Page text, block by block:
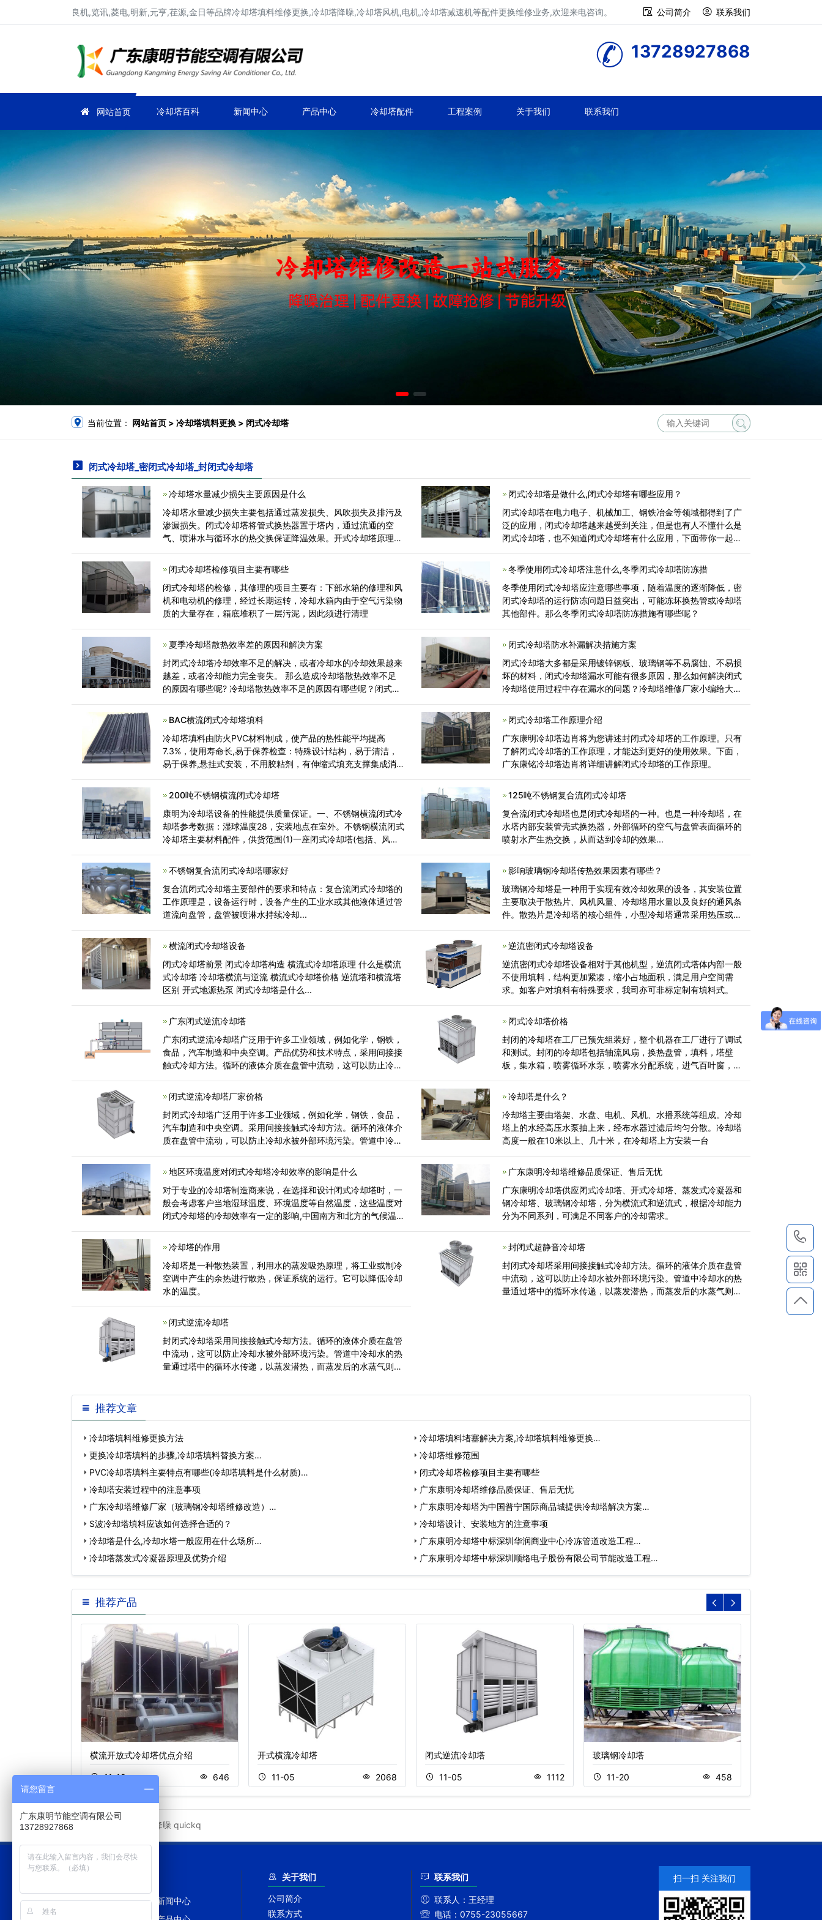
良机,览讯,菱电,明新,元亨,荏源,金日等品牌冷却塔填料维修更换,冷却塔降噪,冷却塔风机,电机,冷却塔减速机等配件更换维修业务,欢迎来电咨询。 公司简介 联系我们
13728927868
网站首页 冷却塔百科 新闻中心 产品中心 冷却塔配件 工程案例 关于我们 联系我们
当前位置： 网站首页 > 冷却塔填料更换 > 闭式冷却塔
闭式冷却塔_密闭式冷却塔_封闭式冷却塔
冷却塔水量减少损失主要原因是什么
冷却塔水量减少损失主要包括通过蒸发损失、风吹损失及排污及
渗漏损失。闭式冷却塔将管式换热器置于塔内，通过流通的空
气、喷淋水与循环水的热交换保证降温效果。开式冷却塔原理就
闭式冷却塔是做什么,闭式冷却塔有哪些应用？
闭式冷却塔在电力电子、机械加工、钢铁冶金等领域都得到了广
泛的应用，闭式冷却塔越来越受到关注，但是也有人不懂什么是
闭式冷却塔，也不知道闭式冷却塔有什么应用，下面带你一起来
闭式冷却塔检修项目主要有哪些
闭式冷却塔的检修，其修理的项目主要有：下部水箱的修理和风
机和电动机的修理，经过长期运转，冷却水箱内由于空气污染物
质的大量存在，箱底堆积了一层污泥，因此须进行清理
冬季使用闭式冷却塔注意什么,冬季闭式冷却塔防冻措
冬季使用闭式冷却塔应注意哪些事项，随着温度的逐渐降低，密
闭式冷却塔的运行防冻问题日益突出，可能冻坏换热管或冷却塔
其他部件。那么冬季闭式冷却塔防冻措施有哪些呢？
夏季冷却塔散热效率差的原因和解决方案
封闭式冷却塔冷却效率不足的解决，或者冷却水的冷却效果越来
越差，或者冷却能力完全丧失。 那么造成冷却塔散热效率不足
的原因有哪些呢? 冷却塔散热效率不足的原因有哪些呢？闭式冷
闭式冷却塔防水补漏解决措施方案
闭式冷却塔大多都是采用镀锌钢板、玻璃钢等不易腐蚀、不易损
坏的材料，闭式冷却塔漏水可能有很多原因，那么如何解决闭式
冷却塔使用过程中存在漏水的问题？冷却塔维修厂家小编给大家
BAC横流闭式冷却塔填料
冷却塔填料由防火PVC材料制成，使产品的热性能平均提高
7.3%，使用寿命长,易于保养检查：特殊设计结构，易于清洁，
易于保养,悬挂式安装，不用胶粘剂，有伸缩式填充支撑集成消
闭式冷却塔工作原理介绍
广东康明冷却塔边肖将为您讲述封闭式冷却塔的工作原理。只有
了解闭式冷却塔的工作原理，才能达到更好的使用效果。下面，
广东康铭冷却塔边肖将详细讲解闭式冷却塔的工作原理。
200吨不锈钢横流闭式冷却塔
康明为冷却塔设备的性能提供质量保证。一、不锈钢横流闭式冷
却塔参考数据：湿球温度28，安装地点在室外。不锈钢横流闭式
冷却塔主要材料配件，供货范围(1)一座闭式冷却塔(包括、风
125吨不锈钢复合流闭式冷却塔
复合流闭式冷却塔也是闭式冷却塔的一种。也是一种冷却塔，在
水塔内部安装管壳式换热器，外部循环的空气与盘管表面循环的
喷射水产生热交换，从而达到冷却的效果...
不锈钢复合流闭式冷却塔哪家好
复合流闭式冷却塔主要部件的要求和特点：复合流闭式冷却塔的
工作原理是，设备运行时，设备产生的工业水或其他液体通过管
道流向盘管，盘管被喷淋水持续冷却...
影响玻璃钢冷却塔传热效果因素有哪些？
玻璃钢冷却塔是一种用于实现有效冷却效果的设备，其安装位置
主要取决于散热片、风机风量、冷却塔用水量以及良好的通风条
件。散热片是冷却塔的核心组件，小型冷却塔通常采用热压或热
横流闭式冷却塔设备
闭式冷却塔前景 闭式冷却塔构造 横流式冷却塔原理 什么是横流
式冷却塔 冷却塔横流与逆流 横流式冷却塔价格 逆流塔和横流塔
区别 开式地源热泵 闭式冷却塔是什么...
逆流密闭式冷却塔设备
逆流密闭式冷却塔设备相对于其他机型，逆流闭式塔体内部一般
不使用填料，结构更加紧凑，缩小占地面积，满足用户空间需
求。如客户对填料有特殊要求，我司亦可非标定制有填料式。
广东闭式逆流冷却塔
广东闭式逆流冷却塔广泛用于许多工业领域，例如化学，钢铁，
食品，汽车制造和中央空调。产品优势和技术特点，采用间接接
触式冷却方法。循环的液体介质在盘管中流动，这可以防止冷却
闭式冷却塔价格
封闭的冷却塔在工厂已预先组装好，整个机器在工厂进行了调试
和测试。封闭的冷却塔包括轴流风扇，换热盘管，填料，塔壁
板，集水箱，喷雾循环水泵，喷雾水分配系统，进气百叶窗，挡
闭式逆流冷却塔厂家价格
封闭式冷却塔广泛用于许多工业领域，例如化学，钢铁，食品，
汽车制造和中央空调。采用间接接触式冷却方法。循环的液体介
质在盘管中流动，可以防止冷却水被外部环境污染。管道中冷却
冷却塔是什么？
冷却塔主要由塔架、水盘、电机、风机、水播系统等组成。冷却
塔上的水经高压水泵抽上来，经布水器过滤后均匀分散。冷却塔
高度一般在10米以上、几十米，在冷却塔上方安装一台
地区环境温度对闭式冷却塔冷却效率的影响是什么
对于专业的冷却塔制造商来说，在选择和设计闭式冷却塔时，一
般会考虑客户当地湿球温度、环境温度等自然温度，这些温度对
闭式冷却塔的冷却效率有一定的影响,中国南方和北方的气候温
广东康明冷却塔维修品质保证、售后无忧
广东康明冷却塔供应闭式冷却塔、开式冷却塔、蒸发式冷凝器和
钢冷却塔、玻璃钢冷却塔，分为横流式和逆流式，根据冷却能力
分为不同系列，可满足不同客户的冷却需求。
冷却塔的作用
冷却塔是一种散热装置，利用水的蒸发吸热原理，将工业或制冷
空调中产生的余热进行散热，保证系统的运行。它可以降低冷却
水的温度。
封闭式超静音冷却塔
封闭式冷却塔采用间接接触式冷却方法。循环的液体介质在盘管
中流动，这可以防止冷却水被外部环境污染。管道中冷却水的热
量通过塔中的循环水传递，以蒸发潜热，而蒸发后的水蒸气则从
闭式逆流冷却塔
封闭式冷却塔采用间接接触式冷却方法。循环的液体介质在盘管
中流动，这可以防止冷却水被外部环境污染。管道中冷却水的热
量通过塔中的循环水传递，以蒸发潜热，而蒸发后的水蒸气则从
推荐文章
冷却塔填料维修更换方法
冷却塔填料堵塞解决方案,冷却塔填料维修更换…
更换冷却塔填料的步骤,冷却塔填料替换方案…
冷却塔维修范围
PVC冷却塔填料主要特点有哪些(冷却塔填料是什么材质)…
闭式冷却塔检修项目主要有哪些
冷却塔安装过程中的注意事项
广东康明冷却塔维修品质保证、售后无忧
广东冷却塔维修厂家（玻璃钢冷却塔维修改造）…
广东康明冷却塔为中国普宁国际商品城提供冷却塔解决方案…
S波冷却塔填料应该如何选择合适的？
冷却塔设计、安装地方的注意事项
冷却塔是什么,冷却水塔一般应用在什么场所…
广东康明冷却塔中标深圳华润商业中心冷冻管道改造工程…
冷却塔蒸发式冷凝器原理及优势介绍
广东康明冷却塔中标深圳顺络电子股份有限公司节能改造工程…
推荐产品
466
横流开放式冷却塔优点介绍
11-18 646
开式横流冷却塔
11-05 2068
闭式逆流冷却塔
11-05 1112
玻璃钢冷却塔
11-20 458
冷却塔降噪 quickq
网站首页
新闻中心
关于我们
公司简介
联系方式
联系我们
联系人： 王经理
电话： 0755-23055667
扫一扫 关注我们
请您留言
广东康明节能空调有限公司
13728927868